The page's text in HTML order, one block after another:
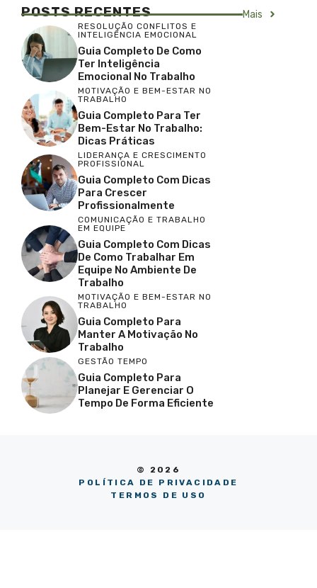
POSTS RECENTES Mais
RESOLUÇÃO CONFLITOS E
INTELIGÊNCIA EMOCIONAL
Guia Completo De Como
Ter Inteligência
Emocional No Trabalho
MOTIVAÇÃO E BEM-ESTAR NO
TRABALHO
Guia Completo Para Ter
Bem-Estar No Trabalho:
Dicas Práticas
LIDERANÇA E CRESCIMENTO
PROFISSIONAL
Guia Completo Com Dicas
Para Crescer
Profissionalmente
COMUNICAÇÃO E TRABALHO
EM EQUIPE
Guia Completo Com Dicas
De Como Trabalhar Em
Equipe No Ambiente De
Trabalho
MOTIVAÇÃO E BEM-ESTAR NO
TRABALHO
Guia Completo Para
Manter A Motivação No
Trabalho
GESTÃO TEMPO
Guia Completo Para
Planejar E Gerenciar O
Tempo De Forma Eficiente
© 2026
POLÍTICA DE PRIVACIDADE
TERMOS DE USO